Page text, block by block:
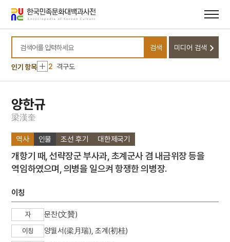
바로가기
바로가기
검색어를 입력하세요
검색 미디어 검색
인기 항목
10 김동한
1 상해대한인거류민단
2 격구도
3 금동 보살 입상
7
제주의 제주마
8
개신교
9
김개남
1 상해대한인거류민단
2
격구도
3 금동 보살 입상
양한규
梁漢奎
역사 인물 조선 후기 대한제국기
개항기 때, 선략장군 부사과, 초계군사 겸 내금위장 등을
역임하였으며, 의병을 일으켜 항쟁한 의병장.
이칭
자 문찬(文贊)
이칭 양월서(梁月瑞), 초계(初桂)